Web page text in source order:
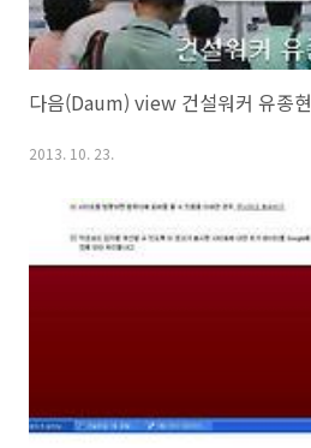
다음(Daum) view 건설워커 유종현
2013. 10. 23.